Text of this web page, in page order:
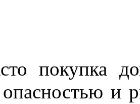
покупка
опасностью и